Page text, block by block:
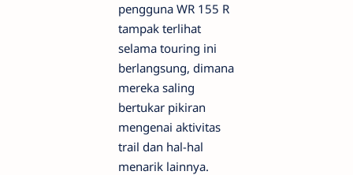
pengguna WR 155 R
tampak terlihat
selama touring ini
berlangsung, dimana
mereka saling
bertukar pikiran
mengenai aktivitas
trail dan hal-hal
menarik lainnya.